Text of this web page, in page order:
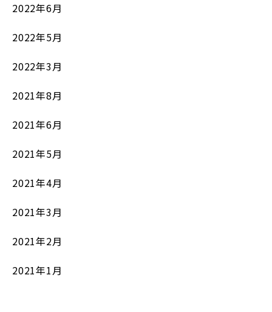
2022年6月
2022年5月
2022年3月
2021年8月
2021年6月
2021年5月
2021年4月
2021年3月
2021年2月
2021年1月